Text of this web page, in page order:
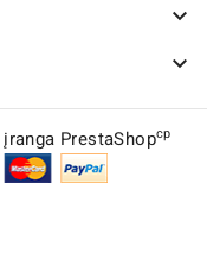


PrestaShopcp